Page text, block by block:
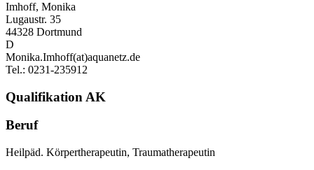
Imhoff, Monika
Lugaustr. 35
44328 Dortmund
D
Monika.Imhoff(at)aquanetz.de
Tel.: 0231-235912
Qualifikation AK
Beruf
Heilpäd. Körpertherapeutin, Traumatherapeutin